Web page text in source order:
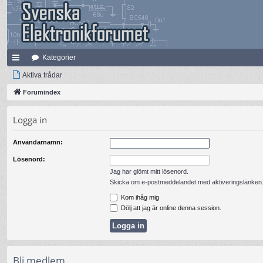
na
bb
ar
Kategorier
Aktiva trådar
Forumindex
Logga in
Användarnamn:
Lösenord:
Jag har glömt mitt lösenord.
Skicka om e-postmeddelandet med aktiveringslänken.
Kom ihåg mig
Dölj att jag är online denna session.